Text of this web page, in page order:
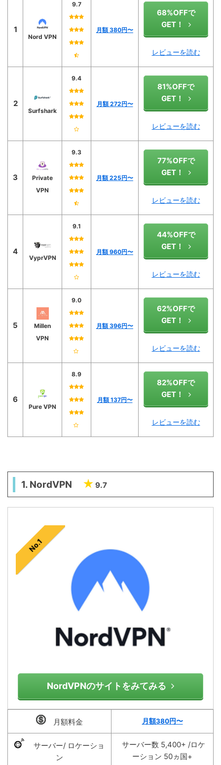
1
Nord VPN
9.7
月額 380円〜
68%OFFで
GET！
レビューを読む
2
Surfshark
9.4
月額 272円〜
81%OFFで
GET！
レビューを読む
3
Private
VPN
9.3
月額 225円〜
77%OFFで
GET！
レビューを読む
4
VyprVPN
9.1
月額 960円〜
44%OFFで
GET！
レビューを読む
5
Millen
VPN
9.0
月額 396円〜
62%OFFで
GET！
レビューを読む
6
Pure VPN
8.9
月額 137円〜
82%OFFで
GET！
レビューを読む
1. NordVPN 9.7
No.1
NordVPNのサイトをみてみる
月額料金 月額380円〜
サーバー/ ロケーショ
ン
サーバー数 5,400+ /ロケ
ーション 50ヵ国+